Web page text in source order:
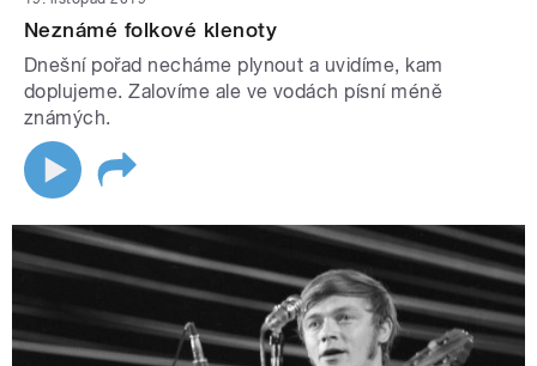
Neznámé folkové klenoty
Dnešní pořad necháme plynout a uvidíme, kam
doplujeme. Zalovíme ale ve vodách písní méně
známých.